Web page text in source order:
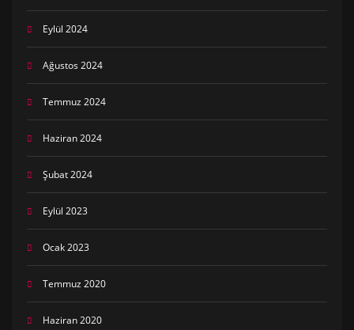
Eylül 2024
Ağustos 2024
Temmuz 2024
Haziran 2024
Şubat 2024
Eylül 2023
Ocak 2023
Temmuz 2020
Haziran 2020